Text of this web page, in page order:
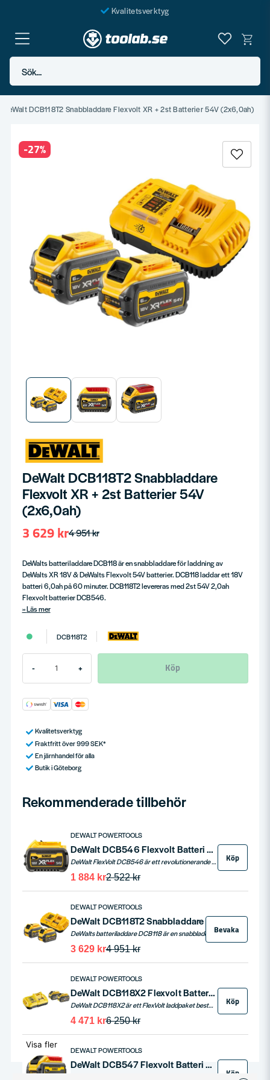
Kvalitetsverktyg
Fraktfritt över 999 SEK*
En järnhandel för alla
Sök...
DeWalt DCB118T2 Snabbladdare Flexvolt XR + 2st Batterier 54V (2x6,0ah)
-27%
DeWalt DCB118T2 Snabbladdare
Flexvolt XR + 2st Batterier 54V
(2x6,0ah)
4 951 kr
3 629 kr
DeWalts batteriladdare DCB118 är en snabbladdare för laddning av
DeWalts XR 18V & DeWalts Flexvolt 54V batterier. DCB118 laddar ett 18V
batteri 6,0ah på 60 minuter. DCB118T2 levereras med 2st 54V 2,0ah
Flexvolt batterier DCB546.
Läs mer
DCB118T2
- + Köp
Kvalitetsverktyg
Fraktfritt över 999 SEK*
En järnhandel för alla
Butik i Göteborg
Rekommenderade tillbehör
DEWALT POWERTOOLS
DeWalt DCB546 Flexvolt Batteri 54V/18V (2,0/6,0ah)
DeWalt FlexVolt DCB546 är ett revolutionerande batteri som erbjuder 54V 2,0Ah och automatiskt växlar till 18V 6,0Ah för 18V XR-maskiner. Det ger exceptionell driftstid och prestanda, perfekt för en rad olika verktyg.
2 522 kr
1 884 kr
Köp
DEWALT POWERTOOLS
DeWalt DCB118T2 Snabbladdare Flexvolt XR + 2st Batterier 54V (2x6,0ah)
DeWalts batteriladdare DCB118 är en snabbladdare för laddning av DeWalts XR 18V & DeWalts Flexvolt 54V batterier. DCB118 laddar ett 18V batteri 6,0ah på 60 minuter. DCB118T2 levereras med 2st 54V 2,0ah Flexvolt batterier DCB546.
4 951 kr
3 629 kr
Bevaka
DEWALT POWERTOOLS
DeWalt DCB118X2 Flexvolt Batteri & laddpaket 54V (2x3,0/9,0ah)
DeWalt DCB118X2 är ett FlexVolt laddpaket bestående av två stycken DCB547 54V 9,0ah batterier samt Snabbladdare DCB118.
6 250 kr
4 471 kr
Köp
DEWALT POWERTOOLS
DeWalt DCB547 Flexvolt Batteri 54V 9,0ah
Köp
Visa fler